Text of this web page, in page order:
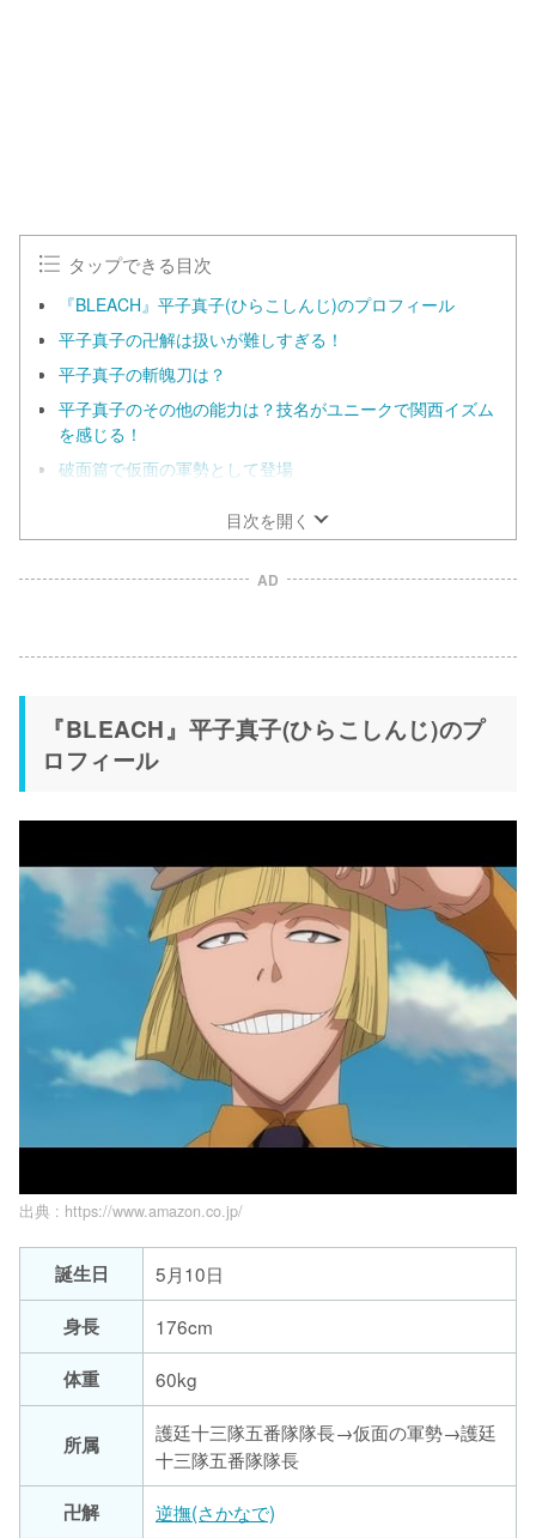
タップできる目次
『BLEACH』平子真子(ひらこしんじ)のプロフィール
平子真子の卍解は扱いが難しすぎる！
平子真子の斬魄刀は？
平子真子のその他の能力は？技名がユニークで関西イズム
を感じる！
破面篇で仮面の軍勢として登場
目次を開く
AD
『BLEACH』平子真子(ひらこしんじ)のプ
ロフィール
出典 : https://www.amazon.co.jp/
誕生日
5月10日
身長
176cm
体重
60kg
所属
護廷十三隊五番隊隊長→仮面の軍勢→護廷
十三隊五番隊隊長
卍解
逆撫(さかなで)